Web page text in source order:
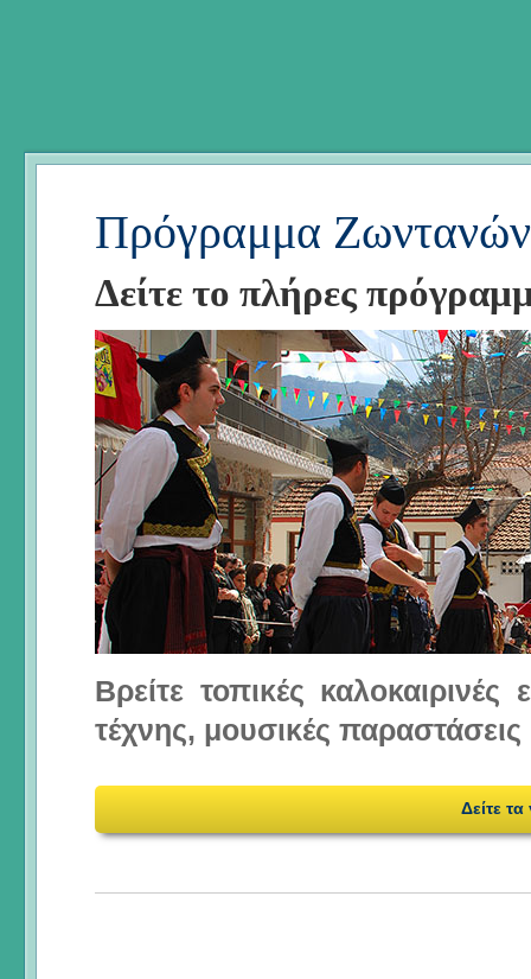
Πρόγραμμα
Δείτε το πλήρες
Βρείτε τοπικές
τέχνης, μουσικές
Δείτε